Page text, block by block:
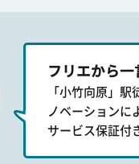
フリエから一
「小竹向原」
ノベーションに
サービス保証付